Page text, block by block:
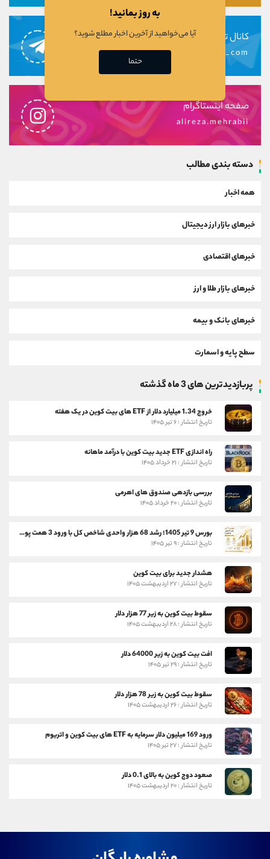
کانال تلگرام
alirezamehrabi_com
صفحه اینستاگرام
alireza.mehrabii
دسته بندی مطالب
همه اخبار
خبرهای بازار ارز دیجیتال
خبرهای اقتصادی
خبرهای بازار طلا و ارز
خبرهای بانک و بیمه
سطح پایه و اسمارت
پربازدیدترین های 3 ماه گذشته
خروج 1.34 میلیارد دلار از ETF های بیت کوین در یک هفته
تاریخ انتشار : ۶ تیر ۱۴۰۵
راه اندازی ETF جدید بیت کوین با درآمد ماهانه
تاریخ انتشار : ۲۱ خرداد ۱۴۰۵
بررسی بازدهی صندوق های اهرمی
تاریخ انتشار : ۲۰ خرداد ۱۴۰۵
بورس 9 تیر 1405؛ رشد 68 هزار واحدی شاخص کل با ورود 3 همت پول حقیقی
تاریخ انتشار : ۹ تیر ۱۴۰۵
هشدار جدید برای بیت کوین
تاریخ انتشار : ۲۷ اردیبهشت ۱۴۰۵
سقوط بیت کوین به زیر 77 هزار دلار
تاریخ انتشار : ۲۸ اردیبهشت ۱۴۰۵
افت بیت کوین به زیر 64000 دلار
تاریخ انتشار : ۲۹ تیر ۱۴۰۵
سقوط بیت کوین به زیر 78 هزار دلار
تاریخ انتشار : ۲۶ اردیبهشت ۱۴۰۵
ورود 169 میلیون دلار سرمایه به ETF های بیت کوین و اتریوم
تاریخ انتشار : ۲۷ تیر ۱۴۰۵
صعود دوج کوین به بالای 0.1 دلار
تاریخ انتشار : ۲۰ اردیبهشت ۱۴۰۵
به روز بمانید!
آیا می‌خواهید از آخرین اخبار مطلع شوید؟
حتما